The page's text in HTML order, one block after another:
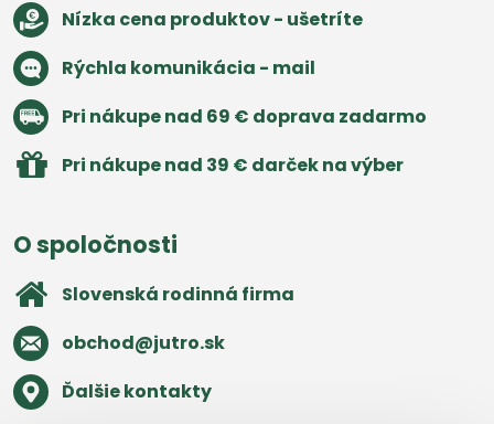
Nízka cena produktov - ušetríte
Rýchla komunikácia - mail
Pri nákupe nad 69 € doprava zadarmo
Pri nákupe nad 39 € darček na výber
O spoločnosti
Slovenská rodinná firma
obchod​@jutro​.sk
Ďalšie kontakty